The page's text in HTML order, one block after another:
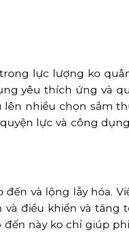
lực lượng ko
yêu thích ứng và
lên nhiều chọn sắm
lực và công
và lộng lẫy hóa.
điều khiển và tăng
này ko chỉ giúp